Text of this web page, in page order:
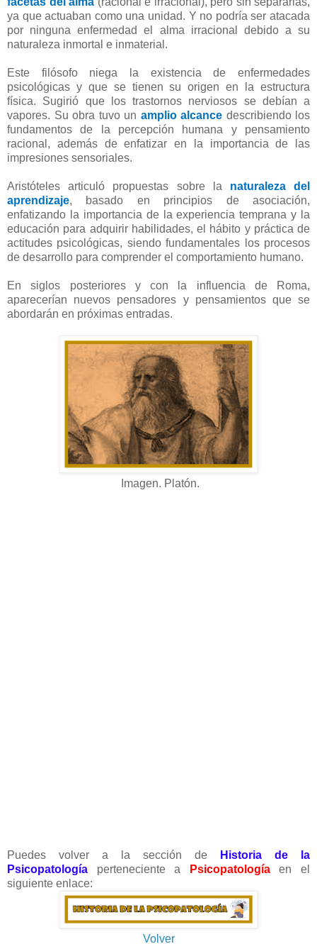
ya que actuaban como una unidad. Y no podría ser atacada
por ninguna enfermedad el alma irracional debido a su
naturaleza inmortal e inmaterial.
Este filósofo niega la existencia de enfermedades
psicológicas y que se tienen su origen en la estructura
física. Sugirió que los trastornos nerviosos se debían a
vapores. Su obra tuvo un amplio alcance describiendo los
fundamentos de la percepción humana y pensamiento
racional, además de enfatizar en la importancia de las
impresiones sensoriales.
Aristóteles articuló propuestas sobre la naturaleza del
aprendizaje, basado en principios de asociación,
enfatizando la importancia de la experiencia temprana y la
educación para adquirir habilidades, el hábito y práctica de
actitudes psicológicas, siendo fundamentales los procesos
de desarrollo para comprender el comportamiento humano.
En siglos posteriores y con la influencia de Roma,
aparecerían nuevos pensadores y pensamientos que se
abordarán en próximas entradas.
Imagen. Platón.
Puedes volver a la sección de
Historia de la
Psicopatología perteneciente a Psicopatologíaen el
siguiente enlace:
Volver